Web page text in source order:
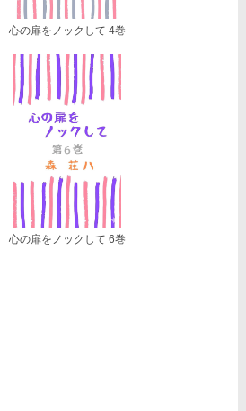
心の扉をノックして 4巻
心の扉をノックして 6巻